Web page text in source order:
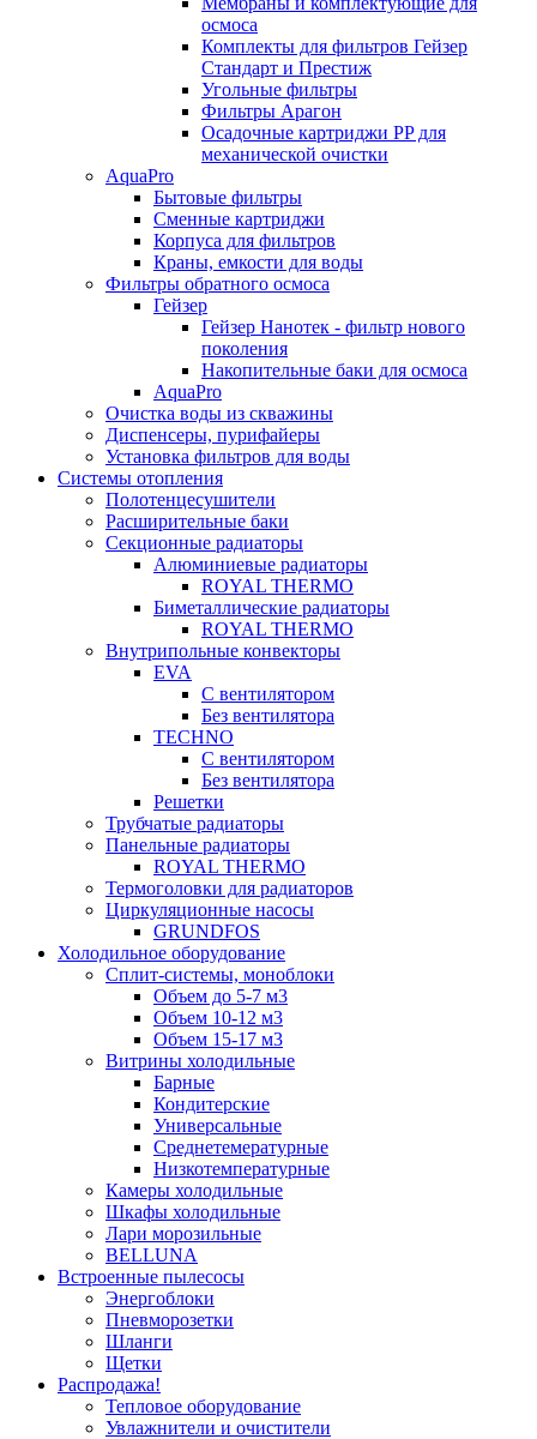
осмоса
Комплекты для фильтров Гейзер
Стандарт и Престиж
Угольные фильтры
Фильтры Арагон
Осадочные картриджи PP для
механической очистки
AquaPro
Бытовые фильтры
Сменные картриджи
Корпуса для фильтров
Краны, емкости для воды
Фильтры обратного осмоса
Гейзер
Гейзер Нанотек - фильтр нового
поколения
Накопительные баки для осмоса
AquaPro
Очистка воды из скважины
Диспенсеры, пурифайеры
Установка фильтров для воды
Системы отопления
Полотенцесушители
Расширительные баки
Секционные радиаторы
Алюминиевые радиаторы
ROYAL THERMO
Биметаллические радиаторы
ROYAL THERMO
Внутрипольные конвекторы
EVA
С вентилятором
Без вентилятора
TECHNO
С вентилятором
Без вентилятора
Решетки
Трубчатые радиаторы
Панельные радиаторы
ROYAL THERMO
Термоголовки для радиаторов
Циркуляционные насосы
GRUNDFOS
Холодильное оборудование
Сплит-системы, моноблоки
Объем до 5-7 м3
Объем 10-12 м3
Объем 15-17 м3
Витрины холодильные
Барные
Кондитерские
Универсальные
Среднетемературные
Низкотемпературные
Камеры холодильные
Шкафы холодильные
Лари морозильные
BELLUNA
Встроенные пылесосы
Энергоблоки
Пневморозетки
Шланги
Щетки
Распродажа!
Тепловое оборудование
Увлажнители и очистители